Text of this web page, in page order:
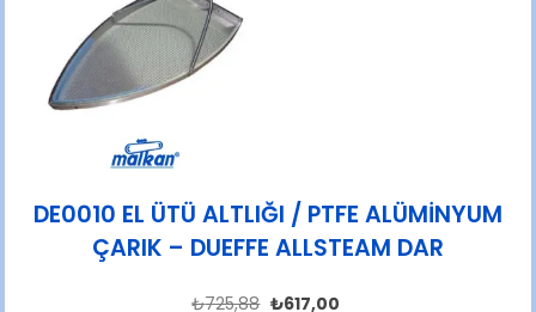
DE0010 EL ÜTÜ ALTLIĞI / PTFE ALÜMİNYUM
ÇARIK – DUEFFE ALLSTEAM DAR
₺725,88 ₺617,00